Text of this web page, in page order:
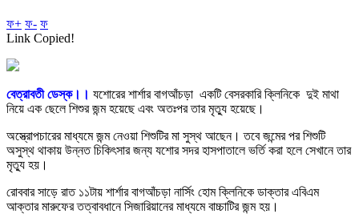
ফ+ ফ- ফ
Link Copied!
বেত্রাবতী ডেস্ক।। যশোরের শার্শার বাগআঁচড়া একটি বেসরকারি ক্লিনিকে দুই মাথা
নিয়ে এক ছেলে শিশুর জন্ম হয়েছে এবং অতঃপর তার মৃত্যু হয়েছে।
অস্ত্রোপচারের মাধ্যমে জন্ম নেওয়া শিশুটির মা সুস্থ আছেন। তবে জন্মের পর শিশুটি
অসুস্থ থাকায় উন্নত চিকিৎসার জন্য যশোর সদর হাসপাতালে ভর্তি করা হলে সেখানে তার
মৃত্যু হয়।
রোববার সাড়ে রাত ১১টায় শার্শার বাগআঁচড়া নার্সিং হোম ক্লিনিকে ডাক্তার এবিএম
আক্তার মারুফের তত্বাবধানে সিজারিয়ানের মাধ্যমে বাচ্চাটির জন্ম হয়।